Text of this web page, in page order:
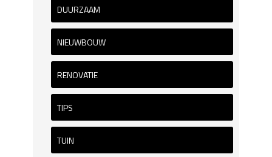
DUURZAAM
NIEUWBOUW
RENOVATIE
TIPS
TUIN